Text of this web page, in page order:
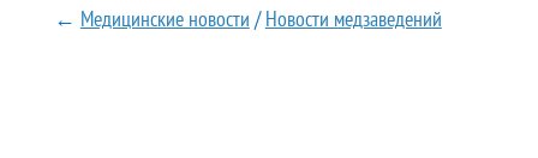
← Медицинские новости /Новости медзаведений